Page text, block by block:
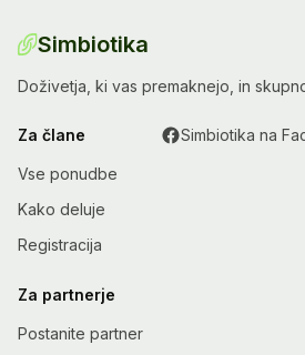
Simbiotika
Doživetja, ki vas premaknejo, in
Za člane
Vse ponudbe
Kako deluje
Registracija
Za partnerje
Postanite partner
Simbiotika na